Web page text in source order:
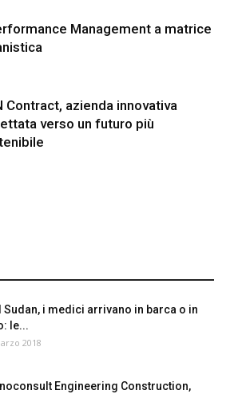
Management a matrice
Contract, azienda innovativa
verso un futuro più
Sudan, i medici arrivano in barca o in
le...
2018
Engineering Construction,